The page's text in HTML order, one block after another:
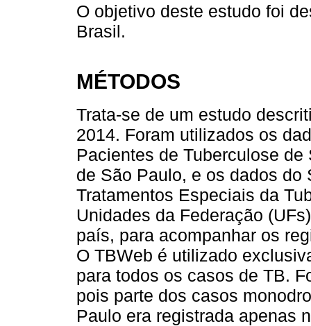
O objetivo deste estudo foi
Brasil.
MÉTODOS
Trata-se de um estudo
2014. Foram utilizados os
Pacientes de Tuberculose
de São Paulo, e os dados do
Tratamentos Especiais da
Unidades da Federação
país, para acompanhar os
O TBWeb é utilizado
para todos os casos de TB.
pois parte dos casos
Paulo era registrada apenas